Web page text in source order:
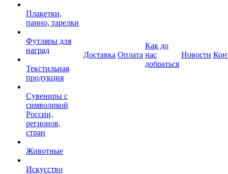
Плакетки,
панно, тарелки
Футляры для
наград
Текстильная
продукция
Сувениры с
символикой
России,
регионов,
стран
Животные
Искусство
Доставка Оплата
Как до
нас
добраться
Новости